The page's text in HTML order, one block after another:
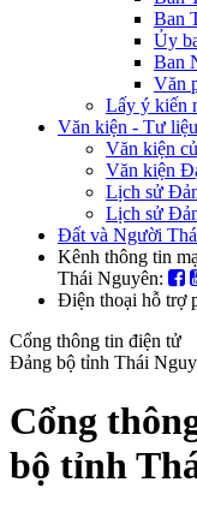
Ban
Ủy
Ban
Văn
Lấy ý kiến
Văn kiện - Tư liệu
Văn kiện
Văn kiện
Lịch sử
Lịch sử
Đất và Người
Kênh thông tin
Thái Nguyên:
Điện thoại hỗ trợ
Cổng thông tin điện tử
Đảng bộ tỉnh Thái
Cổng
bộ tỉnh